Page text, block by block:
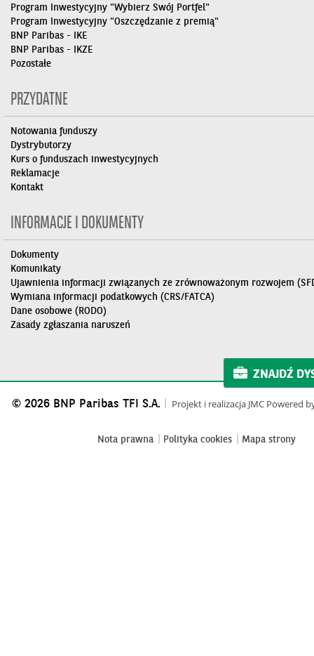
Program Inwestycyjny "Wybierz Swój Portfel"
Program Inwestycyjny "Oszczędzanie z premią"
BNP Paribas - IKE
BNP Paribas - IKZE
Pozostałe
PRZYDATNE
Notowania funduszy
Dystrybutorzy
Kurs o funduszach inwestycyjnych
Reklamacje
Kontakt
INFORMACJE I DOKUMENTY
Dokumenty
Komunikaty
Ujawnienia informacji związanych ze zrównoważonym rozwojem
Wymiana informacji podatkowych (CRS/FATCA)
Dane osobowe (RODO)
Zasady zgłaszania naruszeń
ZNAJDŹ
© 2026 BNP Paribas TFI S.A.
Projekt i realizacja JMC Powered
Nota prawna Polityka cookies Mapa strony